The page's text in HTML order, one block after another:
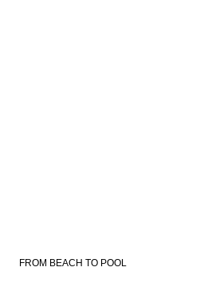
FROM BEACH TO POOL